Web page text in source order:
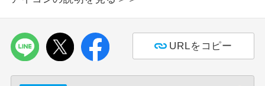
URLをコピー
ス2席利用